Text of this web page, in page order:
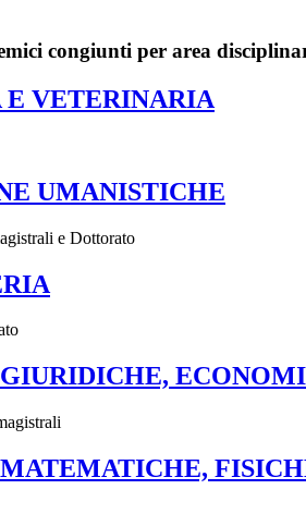
congiunti per area
E VETERINARIA
UMANISTICHE
e Dottorato